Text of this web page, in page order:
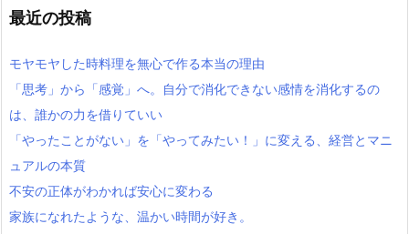
最近の投稿
モヤモヤした時料理を無心で作る本当の理由
「思考」から「感覚」へ。自分で消化できない感情を消化するの
は、誰かの力を借りていい
「やったことがない」を「やってみたい！」に変える、経営とマニ
ュアルの本質
不安の正体がわかれば安心に変わる
家族になれたような、温かい時間が好き。